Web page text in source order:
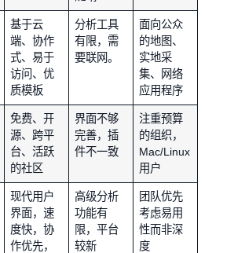
基于云
端、协作
式、易于
访问、优
质模板
分析工具
有限，需
要联网。
面向公众
的地图、
实地采
集、网络
应用程序
免费、开
源、跨平
台、活跃
的社区
界面不够
完善，插
件不一致
注重预算
的组织，
Mac/Linux
用户
现代用户
界面，速
度快，协
作优先，
高级分析
功能有
限，平台
较新
团队优先
考虑易用
性而非深
度